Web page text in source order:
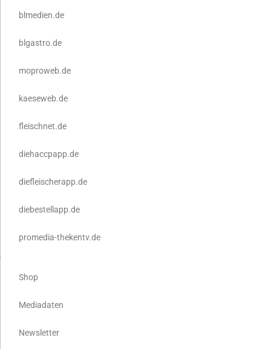
blmedien.de
blgastro.de
moproweb.de
kaeseweb.de
fleischnet.de
diehaccpapp.de
diefleischerapp.de
diebestellapp.de
promedia-thekentv.de
Shop
Mediadaten
Newsletter